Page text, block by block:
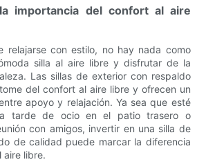
importancia del confort al aire
relajarse con estilo, no hay nada como
silla al aire libre y disfrutar de la
Las sillas de exterior con respaldo
del confort al aire libre y ofrecen un
apoyo y relajación. Ya sea que esté
tarde de ocio en el patio trasero o
con amigos, invertir en una silla de
de calidad puede marcar la diferencia
aire libre.